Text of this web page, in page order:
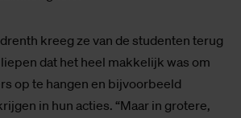
kreeg ze van de studenten terug
dat het heel makkelijk was om
op te hangen en bijvoorbeeld
in hun acties. “Maar in grotere,